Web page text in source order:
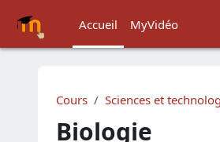
Accueil
MyVidéo
Cours Sciences et
Biologie